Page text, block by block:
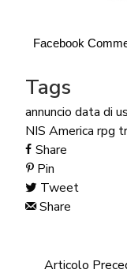
Facebook
Tags
annuncio data di
NIS America rpg
Share
Pin
Tweet
Share
Articolo